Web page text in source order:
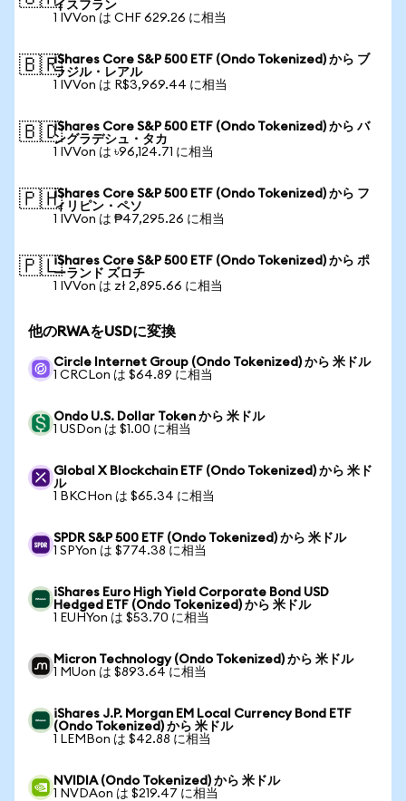
イスフラン
1 IVVon は CHF 629.26 に相当
🇧🇷iShares Core S&P 500 ETF (Ondo Tokenized) から ブ
ラジル・レアル
1 IVVon は R$3,969.44 に相当
🇧🇩iShares Core S&P 500 ETF (Ondo Tokenized) から バ
ングラデシュ・タカ
1 IVVon は ৳96,124.71 に相当
🇵🇭iShares Core S&P 500 ETF (Ondo Tokenized) から フ
ィリピン・ペソ
1 IVVon は ₱47,295.26 に相当
🇵🇱iShares Core S&P 500 ETF (Ondo Tokenized) から ポ
ーランド ズロチ
1 IVVon は zł 2,895.66 に相当
他のRWAをUSDに変換
Circle Internet Group (Ondo Tokenized) から 米ドル
1 CRCLon は $64.89 に相当
Ondo U.S. Dollar Token から 米ドル
1 USDon は $1.00 に相当
Global X Blockchain ETF (Ondo Tokenized) から 米ド
ル
1 BKCHon は $65.34 に相当
SPDR S&P 500 ETF (Ondo Tokenized) から 米ドル
1 SPYon は $774.38 に相当
iShares Euro High Yield Corporate Bond USD
Hedged ETF (Ondo Tokenized) から 米ドル
1 EUHYon は $53.70 に相当
Micron Technology (Ondo Tokenized) から 米ドル
1 MUon は $893.64 に相当
iShares J.P. Morgan EM Local Currency Bond ETF
(Ondo Tokenized) から 米ドル
1 LEMBon は $42.88 に相当
NVIDIA (Ondo Tokenized) から 米ドル
1 NVDAon は $219.47 に相当